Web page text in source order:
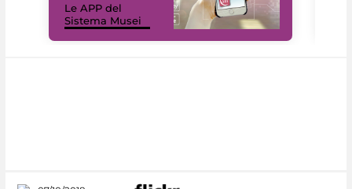
Le APP del
Sistema Musei